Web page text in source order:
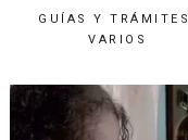
GUÍAS Y TRÁMITES
VARIOS